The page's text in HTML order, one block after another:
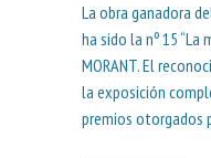
La obra ganadora
ha sido la nº 15 “La
MORANT. El
la exposición
premios otorgados